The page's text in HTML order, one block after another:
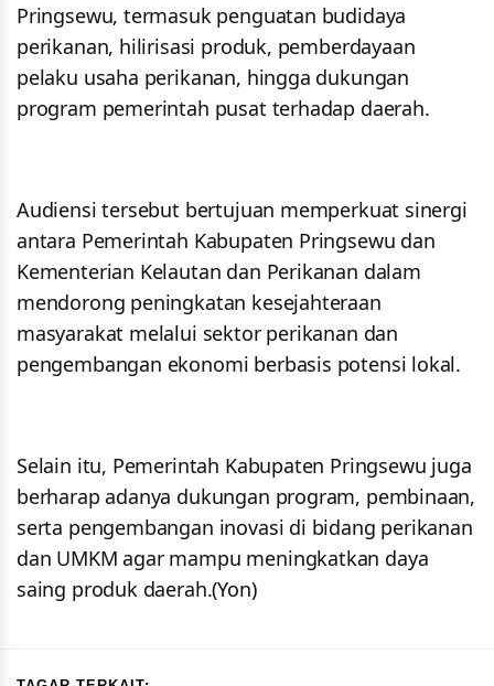
Pringsewu, termasuk penguatan budidaya
perikanan, hilirisasi produk, pemberdayaan
pelaku usaha perikanan, hingga dukungan
program pemerintah pusat terhadap daerah.
Audiensi tersebut bertujuan memperkuat sinergi
antara Pemerintah Kabupaten Pringsewu dan
Kementerian Kelautan dan Perikanan dalam
mendorong peningkatan kesejahteraan
masyarakat melalui sektor perikanan dan
pengembangan ekonomi berbasis potensi lokal.
Selain itu, Pemerintah Kabupaten Pringsewu juga
berharap adanya dukungan program, pembinaan,
serta pengembangan inovasi di bidang perikanan
dan UMKM agar mampu meningkatkan daya
saing produk daerah.(Yon)